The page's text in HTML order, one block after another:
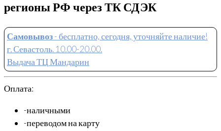
регионы РФ через ТК СДЭК
Самовывоз- бесплатно, сегодня, уточняйте наличие!
г. Севастоль. 10.00-20.00.
Выдача ТЦ Мандарин
Оплата:
-наличными
-переводом на карту